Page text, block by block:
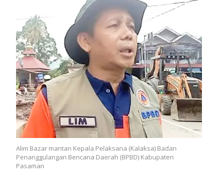
Alim Bazar mantan Kepala Pelaksana (Kalaksa) Badan
Penanggulangan Bencana Daerah (BPBD) Kabupaten
Pasaman